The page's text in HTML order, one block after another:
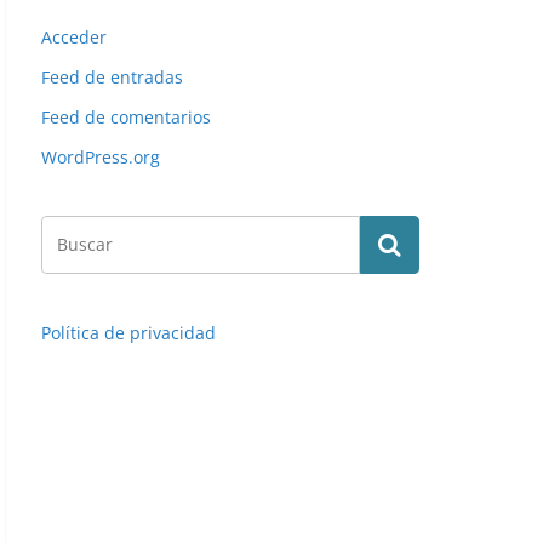
Acceder
Feed de entradas
Feed de comentarios
WordPress.org
Política de privacidad